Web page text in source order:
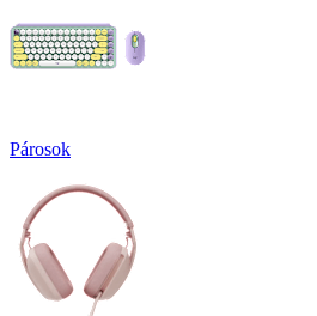
Párosok